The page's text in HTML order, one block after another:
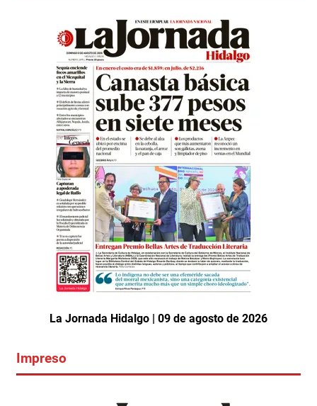
La Jornada Hidalgo | 09 de agosto de 2026
Impreso